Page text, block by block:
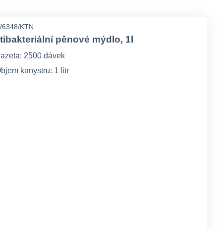
6348/KTN
pěnové mýdlo, 1l
2500 dávek
kanystru: 1 litr